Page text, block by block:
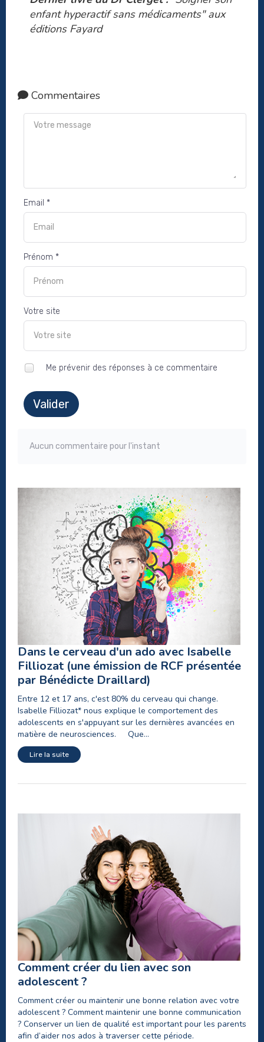
enfant hyperactif sans médicaments" aux
éditions Fayard
Commentaires
Email *
Prénom *
Votre site
Me prévenir des réponses à ce commentaire
Valider
Aucun commentaire pour l'instant
Dans le cerveau d'un ado avec Isabelle
Filliozat (une émission de RCF présentée
par Bénédicte Draillard)
Entre 12 et 17 ans, c'est 80% du cerveau qui change.
Isabelle Filliozat* nous explique le comportement des
adolescents en s'appuyant sur les dernières avancées en
matière de neurosciences. Que...
Lire la suite
Comment créer du lien avec son
adolescent ?
Comment créer ou maintenir une bonne relation avec votre
adolescent ? Comment maintenir une bonne communication
? Conserver un lien de qualité est important pour les parents
afin d’aider nos ados à traverser cette période.